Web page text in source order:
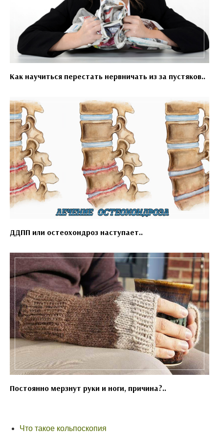
Как научиться перестать нервничать из за пустяков..
ДДПП или остеохондроз наступает..
Постоянно мерзнут руки и ноги, причина?..
Что такое кольпоскопия